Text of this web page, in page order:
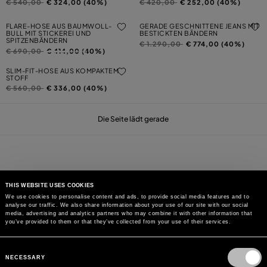
THIS WEBSITE USES COOKIES
We use cookies to personalise content and ads, to provide social media features and to
analyse our traffic. We also share information about your use of our site with our social
media, advertising and analytics partners who may combine it with other information that
you’ve provided to them or that they’ve collected from your use of their services.
Selection
NECESSARY
€ 540,00 € 324,00 (40%) € 420,00 € 252,00 (40%)
FLARE-HOSE AUS BAUMWOLL-
BULL MIT STICKEREI UND
SPITZENBÄNDERN
Preis reduziert von
€ 690,00auf€ 414,00 (40%)
GERADE GESCHNITTENE JEANS MIT
BESTICKTEN BÄNDERN
Preis reduziert von
€ 1.290,00auf
€ 774,00 (40%)
SLIM-FIT-HOSE AUS KOMPAKTEM
STOFF
Preis reduziert von
€ 560,00auf
€ 336,00 (40%)
Die Seite lädt gerade
KÖNNEN WIR IHNEN HELFEN?